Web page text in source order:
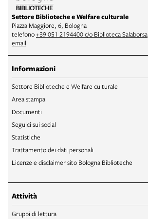
Settore Biblioteche e Welfare culturale
Piazza Maggiore, 6, Bologna
telefono+39 051 2194400 c/o Biblioteca Salaborsa
email
Informazioni
Settore Biblioteche e Welfare culturale
Area stampa
Documenti
Seguici sui social
Statistiche
Trattamento dei dati personali
Licenze e disclaimer sito Bologna Biblioteche
Attività
Gruppi di lettura